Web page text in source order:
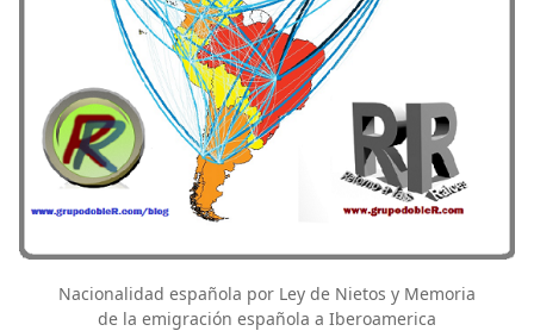
Nacionalidad española por Ley de Nietos y Memoria
de la emigración española a Iberoamerica